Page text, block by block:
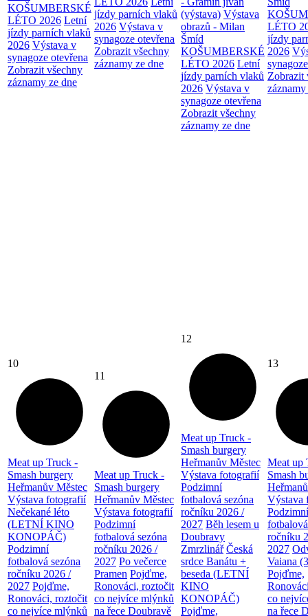
KOŠUMBERSKÉ
LÉTO 2026 Letní
jízdy parních vlaků
2026 Výstava v
synagoze otevřena
Zobrazit všechny
záznamy ze dne
jízdy parních vlaků
2026 Výstava v
synagoze otevřena
Zobrazit všechny
záznamy ze dne
(výstava) Výstava
obrazů - Milan
Šmíd
KOŠUMBERSKÉ
LÉTO 2026 Letní
jízdy parních vlaků
2026 Výstava v
synagoze otevřena
Zobrazit všechny
záznamy ze dne
LÉTO
jízdy
2026
Zobrazit
10
Meat up Truck -
Smash burgery
Heřmanův Městec
Výstava fotografií
Nečekané léto
(LETNÍ KINO
KONOPÁČ)
Podzimní
fotbalová sezóna
ročníku 2026 /
2027 Pojďme,
Ronováci, roztočit
co nejvíce mlýnků
11
Meat up Truck -
Smash burgery
Heřmanův Městec
Výstava fotografií
Podzimní
fotbalová sezóna
ročníku 2026 /
2027 Po večerce
Pramen Pojďme,
Ronováci, roztočit
co nejvíce mlýnků
na řece Doubravě
12
Meat up Truck -
Smash burgery
Heřmanův Městec
Výstava fotografií
Podzimní
fotbalová sezóna
ročníku 2026 /
2027 Běh lesem u
Doubravy
Zmrzlinář Česká
srdce Banátu +
beseda (LETNÍ
KINO
KONOPÁČ)
Pojďme,
13
Meat up
Smash
Výstava
Podzimní
ročníku
2027
Vaiana
Pojďme,
co
na řece